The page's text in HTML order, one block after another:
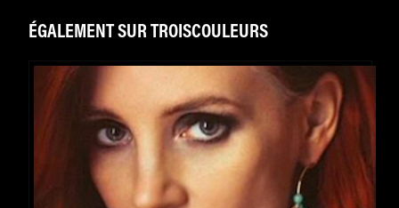
ÉGALEMENT SUR TROISCOULEURS